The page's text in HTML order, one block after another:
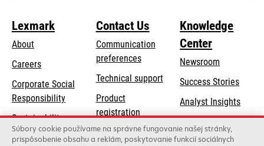
Lexmark
About
Careers
Corporate Social
Responsibilityopens
a
new
Sustainability
Lexmark Partners
Contact Us
Communication
preferences
Technical supportopens
new
tab
Product
registration
Find a dealer
Knowledge
Center
Newsroom
Success Stories
Analyst Insights
Súbory cookie používame na správne fungovanie našej stránky,
prispôsobenie obsahu a reklám, poskytovanie funkcií sociálnych